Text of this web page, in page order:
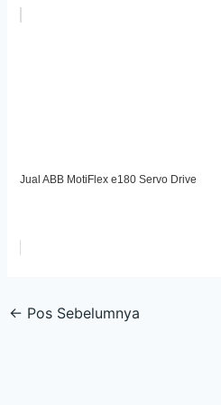
Jual ABB MotiFlex e180 Servo Drive
← Pos Sebelumnya